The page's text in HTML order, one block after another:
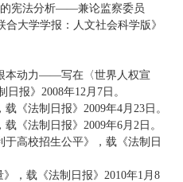
的宪法分析——兼论监察委员
大学学报：人文社会科学版》
本动力——写在〈世界人权宣
报》2008年12月7日。
《法制日报》2009年4月23日。
《法制日报》2009年6月2日。
高校招生公平》，载《法制日
，载《法制日报》2010年1月8